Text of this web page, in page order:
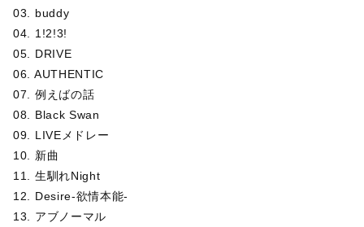
03. buddy
04. 1!2!3!
05. DRIVE
06. AUTHENTIC
07. 例えばの話
08. Black Swan
09. LIVEメドレー
10. 新曲
11. 生馴れNight
12. Desire-欲情本能-
13. アブノーマル